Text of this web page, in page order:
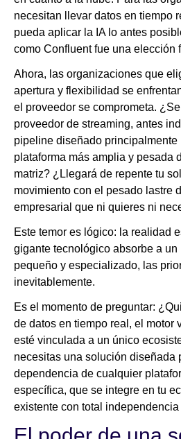
necesitan llevar datos en tiempo
pueda aplicar la IA lo antes
como Confluent fue una elección
Ahora, las organizaciones que
apertura y flexibilidad se
el proveedor se comprometa.
proveedor de streaming, antes
pipeline diseñado principalmente
plataforma más amplia y pesada
matriz? ¿Llegará de repente tu
movimiento con el pesado lastre
empresarial que ni quieres ni
Este temor es lógico: la realidad
gigante tecnológico absorbe a un
pequeño y especializado, las
inevitablemente.
Es el momento de preguntar:
de datos en tiempo real, el motor
esté vinculada a un único
necesitas una solución diseñada
dependencia de cualquier
específica, que se integre en tu
existente con total